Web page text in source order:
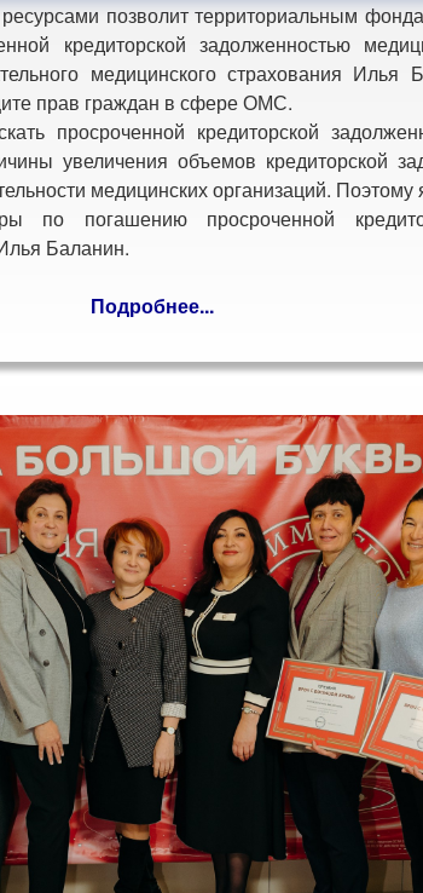
позволит территориальным
кредиторской задолженностью
медицинского страхования
прав граждан в сфере ОМС.
просроченной кредиторской
увеличения объемов кредиторской
медицинских организаций.
по погашению просроченной
Баланин.
Подробнее...